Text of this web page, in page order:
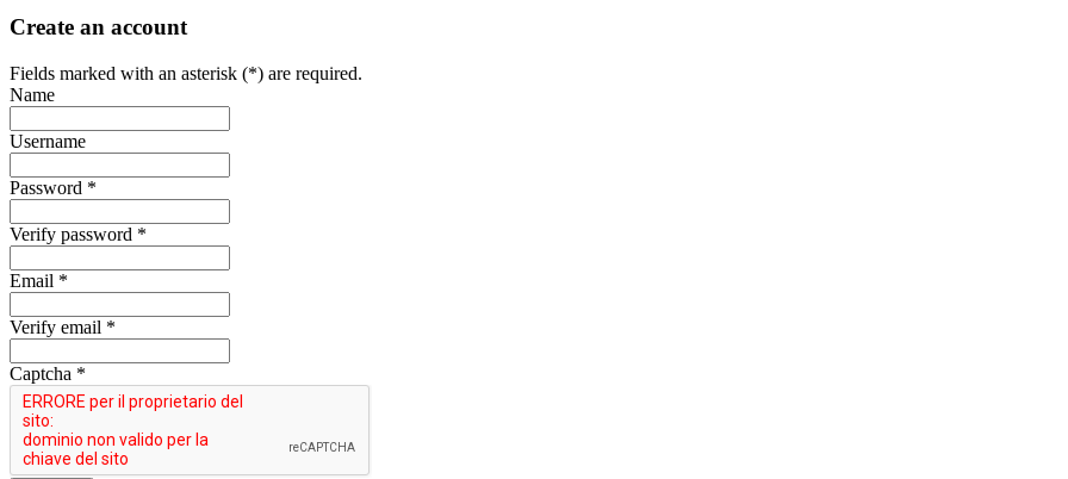
Create an account
Fields marked with an asterisk (*) are required.
Name
Username
Password *
Verify password *
Email *
Verify email *
Captcha *